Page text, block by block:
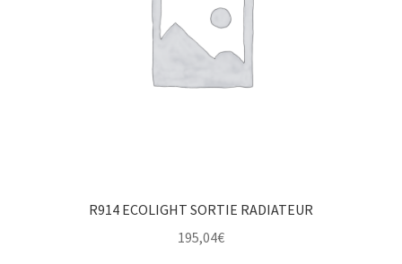
R914 ECOLIGHT SORTIE RADIATEUR
195,04€